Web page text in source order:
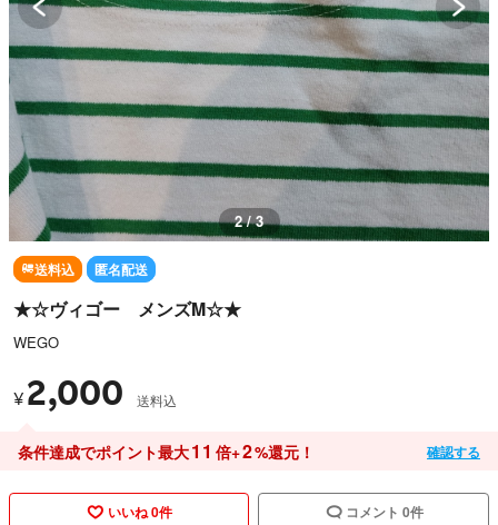
2 / 3
送料込 匿名配送
★☆ヴィゴー メンズM☆★
WEGO
¥ 2,000 送料込
条件達成でポイント最大11 倍+2%還元！ 確認する
いいね 0件 コメント 0件